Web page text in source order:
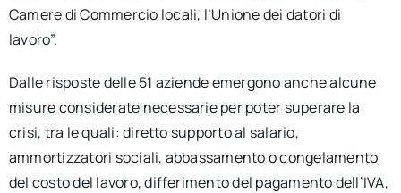
Camere di Commercio locali, l’Unione dei datori di
lavoro”.
Dalle risposte delle 51 aziende emergono anche alcune
misure considerate necessarie per poter superare la
crisi, tra le quali: diretto supporto al salario,
ammortizzatori sociali, abbassamento o congelamento
del costo del lavoro, differimento del pagamento dell’IVA,